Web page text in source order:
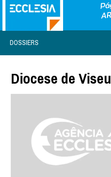
DOSSIERS
Diocese de Viseu